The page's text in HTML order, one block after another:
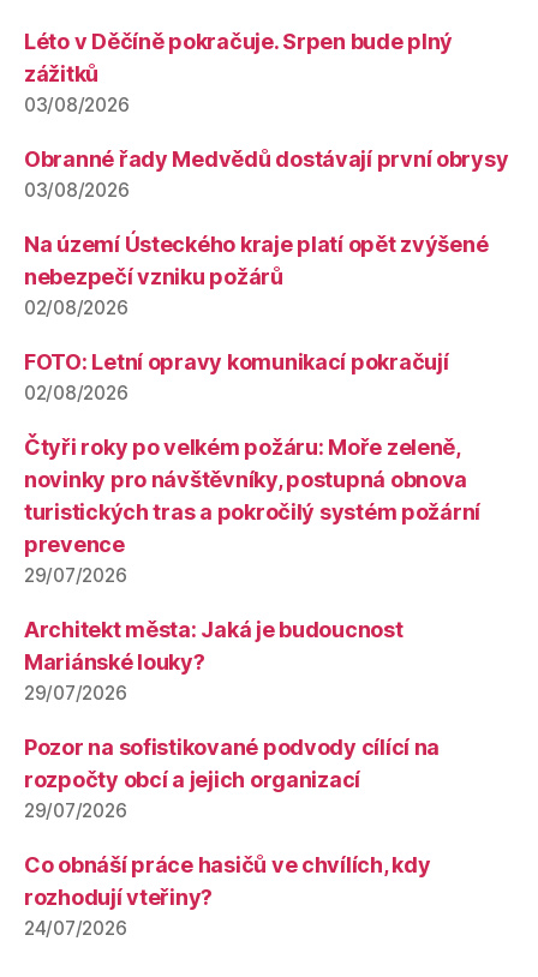
Léto v Děčíně pokračuje. Srpen bude plný
zážitků
03/08/2026
Obranné řady Medvědů dostávají první obrysy
03/08/2026
Na území Ústeckého kraje platí opět zvýšené
nebezpečí vzniku požárů
02/08/2026
FOTO: Letní opravy komunikací pokračují
02/08/2026
Čtyři roky po velkém požáru: Moře zeleně,
novinky pro návštěvníky, postupná obnova
turistických tras a pokročilý systém požární
prevence
29/07/2026
Architekt města: Jaká je budoucnost
Mariánské louky?
29/07/2026
Pozor na sofistikované podvody cílící na
rozpočty obcí a jejich organizací
29/07/2026
Co obnáší práce hasičů ve chvílích, kdy
rozhodují vteřiny?
24/07/2026